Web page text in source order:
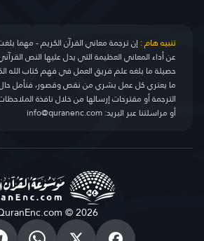
تنبيه هام :إن ترجمة معاني القرآن الكريم - مهما
عن أداء المعاني العظيمة التي يدل عليها النص
حصيلة ما بلغه علم فريق العمل في فهم كتاب الله
ما يعتري كل عمل بشري من نقص وقصور، فنأمل
الترجمة أو مقترحات إرسالها من خلال نافذة
أو مراسلتنا عبر البريد:info@quranenc.com
© 2026